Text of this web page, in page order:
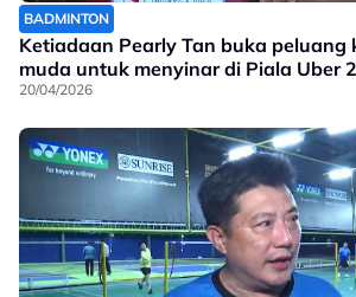
BADMINTON
Ketiadaan Pearly Tan buka peluang
muda untuk menyinar di Piala Uber
20/04/2026